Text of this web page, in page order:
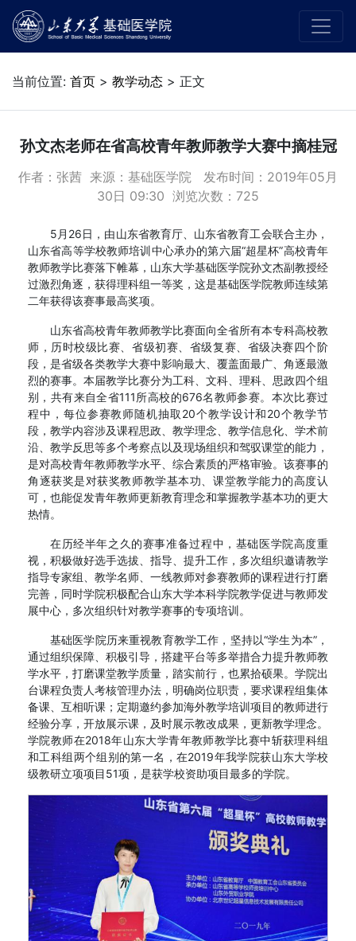
当前位置: 首页 > 教学动态 > 正文
孙文杰老师在省高校青年教师教学大赛中摘桂冠
作者：张茜 来源：基础医学院 发布时间：2019年05月
30日 09:30 浏览次数： 725
5月26日，由山东省教育厅、山东省教育工会联合主办，
山东省高等学校教师培训中心承办的第六届“超星杯”高校青年
教师教学比赛落下帷幕，山东大学基础医学院孙文杰副教授经
过激烈角逐，获得理科组一等奖，这是基础医学院教师连续第
二年获得该赛事最高奖项。
山东省高校青年教师教学比赛面向全省所有本专科高校教
师，历时校级比赛、省级初赛、省级复赛、省级决赛四个阶
段，是省级各类教学大赛中影响最大、覆盖面最广、角逐最激
烈的赛事。本届教学比赛分为工科、文科、理科、思政四个组
别，共有来自全省111所高校的676名教师参赛。本次比赛过
程中，每位参赛教师随机抽取20个教学设计和20个教学节
段，教学内容涉及课程思政、教学理念、教学信息化、学术前
沿、教学反思等多个考察点以及现场组织和驾驭课堂的能力，
是对高校青年教师教学水平、综合素质的严格审验。该赛事的
角逐获奖是对获奖教师教学基本功、课堂教学能力的高度认
可，也能促发青年教师更新教育理念和掌握教学基本功的更大
热情。
在历经半年之久的赛事准备过程中，基础医学院高度重
视，积极做好选手选拔、指导、提升工作，多次组织邀请教学
指导专家组、教学名师、一线教师对参赛教师的课程进行打磨
完善，同时学院积极配合山东大学本科学院教学促进与教师发
展中心，多次组织针对教学赛事的专项培训。
基础医学院历来重视教育教学工作，坚持以“学生为本”，
通过组织保障、积极引导，搭建平台等多举措合力提升教师教
学水平，打磨课堂教学质量，踏实前行，也累拾硕果。学院出
台课程负责人考核管理办法，明确岗位职责，要求课程组集体
备课、互相听课；定期邀约参加海外教学培训项目的教师进行
经验分享，开放展示课，及时展示教改成果，更新教学理念。
学院教师在2018年山东大学青年教师教学比赛中斩获理科组
和工科组两个组别的第一名，在2019年我学院获山东大学校
级教研立项项目51项，是获学校资助项目最多的学院。